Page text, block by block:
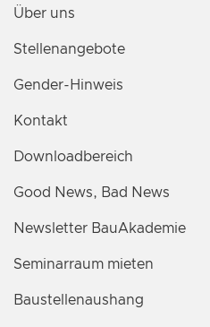
Über uns
Stellenangebote
Gender-Hinweis
Kontakt
Downloadbereich
Good News, Bad News
Newsletter BauAkademie
Seminarraum mieten
Baustellenaushang